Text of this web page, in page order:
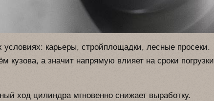
карьеры, стройплощадки, лесные просеки.
кузова, а значит напрямую влияет на сроки погрузки
ход цилиндра мгновенно снижает выработку.